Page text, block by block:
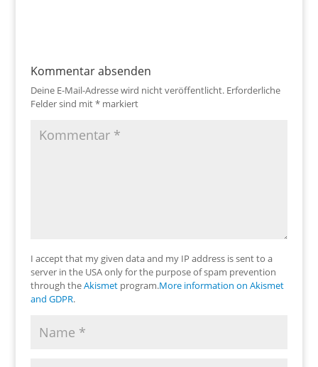
Kommentar absenden
Deine E-Mail-Adresse wird nicht veröffentlicht. Erforderliche
Felder sind mit*markiert
I accept that my given data and my IP address is sent to a
server in the USA only for the purpose of spam prevention
through theAkismetprogram.More information on Akismet
and GDPR.